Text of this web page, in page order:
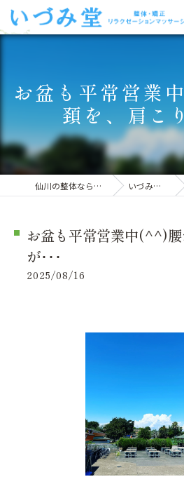
お盆も平常営業
頚を、肩こ
仙川の整体ならいづみ堂整体院 いづみ堂のブログ
お盆も平常営業中(^^)腰
が･･･
2025/08/16